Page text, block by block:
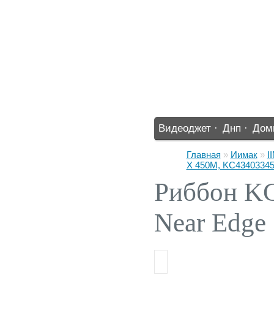
Видеоджет · Днп ·
Главная » Иимак »
X 450М,
Риббон
Near